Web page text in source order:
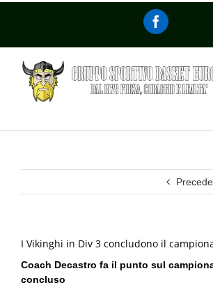
I Vikinghi in Div 3 concludono il
Coach Decastro fa il punto sul
concluso